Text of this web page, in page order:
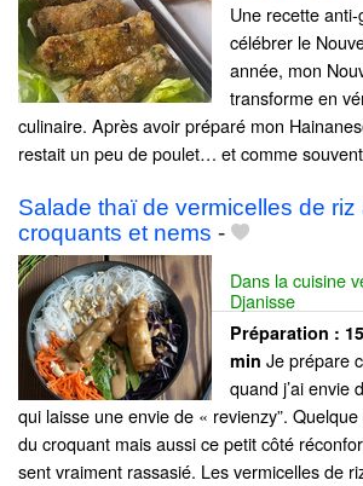
Une recette
célébrer le
année, mon
transforme en
culinaire. Après avoir préparé mon
restait un peu de poulet… et comme
Salade thaï de vermicelles de
croquants et nems -
Dans la cuisine
Djanisse
Préparation :
min Je prépare
quand j’ai envie
qui laisse une envie de « revienzy”.
du croquant mais aussi ce petit côté
sent vraiment rassasié. Les vermicelles de